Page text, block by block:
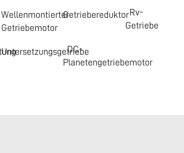
Wellenmontierter
Getriebemotor
GetriebereduktorRv-
Getriebe
Untersetzungsgetriebe
DC-
Planetengetriebemotor